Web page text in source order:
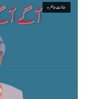
حالات حاضرہ